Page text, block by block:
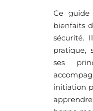
Ce guide
bienfaits
sécurité.
pratique,
ses
initiation